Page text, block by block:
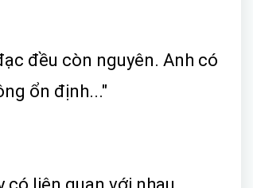
đều còn nguyên. Anh có
ổn định..."